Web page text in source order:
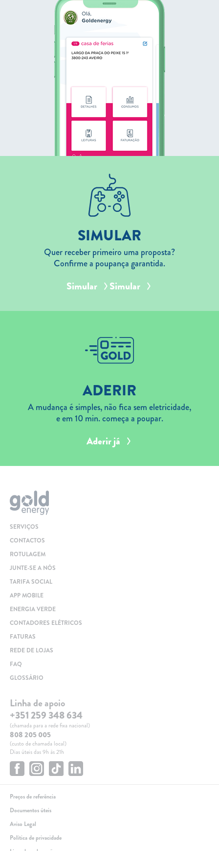
SIMULAR
Quer receber primeiro uma proposta?
Confirme a poupança garantida.
Simular Simular
ADERIR
A mudança é simples, não fica sem eletricidade,
e em 10 min. começa a poupar.
Aderir já
SERVIÇOS
CONTACTOS
ROTULAGEM
JUNTE-SE A NÓS
TARIFA SOCIAL
APP MOBILE
ENERGIA VERDE
CONTADORES ELÉTRICOS
FATURAS
REDE DE LOJAS
FAQ
GLOSSÁRIO
Linha de apoio
+351 259 348 634
(chamada para a rede fixa nacional)
808 205 005
(custo de chamada local)
Dias úteis das 9h às 21h
Preços de referência
Documentos úteis
Aviso Legal
Política de privacidade